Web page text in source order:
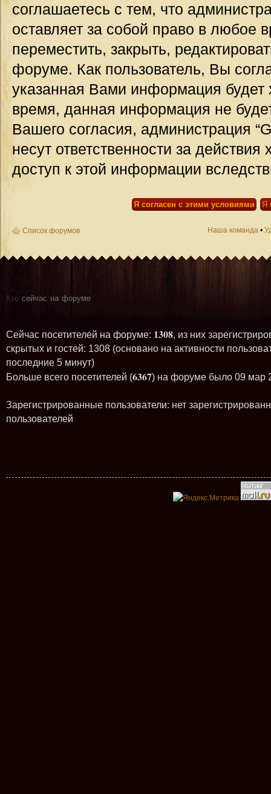
соглашаетесь с тем, что
оставляет за собой право в любое
переместить, закрыть,
форуме. Как пользователь, Вы
указанная Вами информация будет
время, данная информация не
Вашего согласия, администрация
несут ответственности за
доступ к этой информации
Список форумов Наша команда •
Кто сейчас на форуме
Сейчас посетителей на форуме: 1308, из них
скрытых и гостей: 1308 (основано на активности
последние 5 минут)
Больше всего посетителей (6367) на форуме было 09 мар
Зарегистрированные пользователи: нет
пользователей